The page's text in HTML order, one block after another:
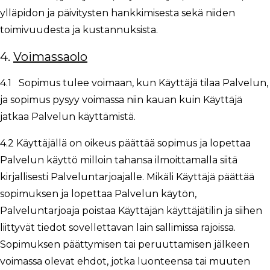
ylläpidon ja päivitysten hankkimisesta sekä niiden
toimivuudesta ja kustannuksista.
4. Voimassaolo
4.1 Sopimus tulee voimaan, kun Käyttäjä tilaa Palvelun,
ja sopimus pysyy voimassa niin kauan kuin Käyttäjä
jatkaa Palvelun käyttämistä.
4.2 Käyttäjällä on oikeus päättää sopimus ja lopettaa
Palvelun käyttö milloin tahansa ilmoittamalla siitä
kirjallisesti Palveluntarjoajalle. Mikäli Käyttäjä päättää
sopimuksen ja lopettaa Palvelun käytön,
Palveluntarjoaja poistaa Käyttäjän käyttäjätilin ja siihen
liittyvät tiedot sovellettavan lain sallimissa rajoissa.
Sopimuksen päättymisen tai peruuttamisen jälkeen
voimassa olevat ehdot, jotka luonteensa tai muuten